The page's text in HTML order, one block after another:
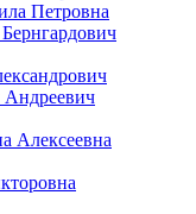
Петровна
Алексеевна